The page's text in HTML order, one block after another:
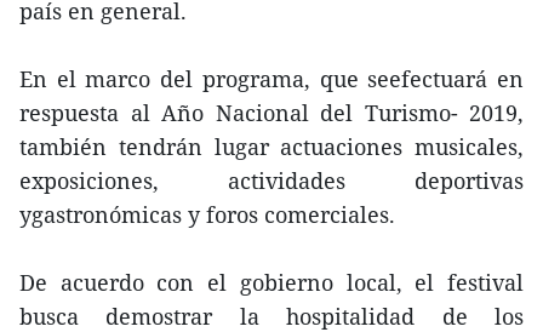
país en general.
En el marco del programa, que seefectuará en
respuesta al Año Nacional del Turismo- 2019,
también tendrán lugar actuaciones musicales,
exposiciones, actividades deportivas
ygastronómicas y foros comerciales.
De acuerdo con el gobierno local, el festival
busca demostrar la hospitalidad de los